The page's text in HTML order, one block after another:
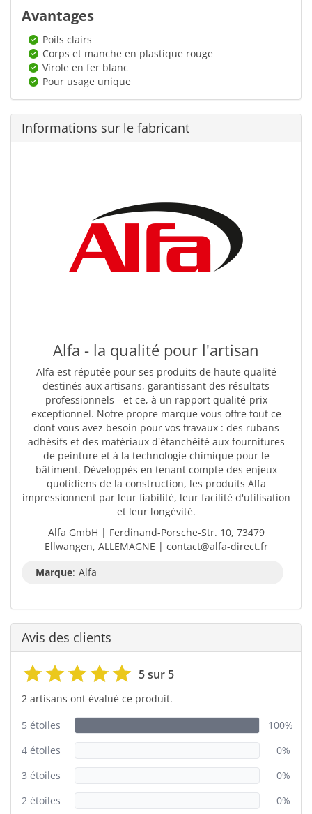
Avantages
Poils clairs
Corps et manche en plastique rouge
Virole en fer blanc
Pour usage unique
Informations sur le fabricant
Alfa - la qualité pour l'artisan
Alfa est réputée pour ses produits de haute qualité
destinés aux artisans, garantissant des résultats
professionnels - et ce, à un rapport qualité-prix
exceptionnel. Notre propre marque vous offre tout ce
dont vous avez besoin pour vos travaux : des rubans
adhésifs et des matériaux d'étanchéité aux fournitures
de peinture et à la technologie chimique pour le
bâtiment. Développés en tenant compte des enjeux
quotidiens de la construction, les produits Alfa
impressionnent par leur fiabilité, leur facilité d'utilisation
et leur longévité.
Alfa GmbH | Ferdinand-Porsche-Str. 10, 73479
Ellwangen, ALLEMAGNE | contact@alfa-direct.fr
Marque: Alfa
Avis des clients
5 sur 5
2 artisans ont évalué ce produit.
5 étoiles
100%
4 étoiles
0%
3 étoiles
0%
2 étoiles
0%